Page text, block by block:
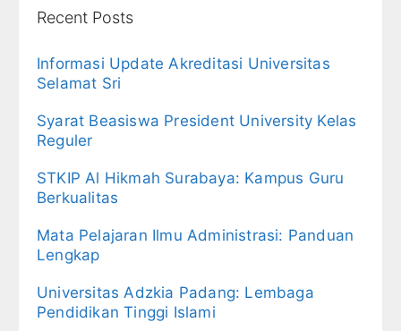
Recent Posts
Informasi Update Akreditasi Universitas
Selamat Sri
Syarat Beasiswa President University Kelas
Reguler
STKIP Al Hikmah Surabaya: Kampus Guru
Berkualitas
Mata Pelajaran Ilmu Administrasi: Panduan
Lengkap
Universitas Adzkia Padang: Lembaga
Pendidikan Tinggi Islami